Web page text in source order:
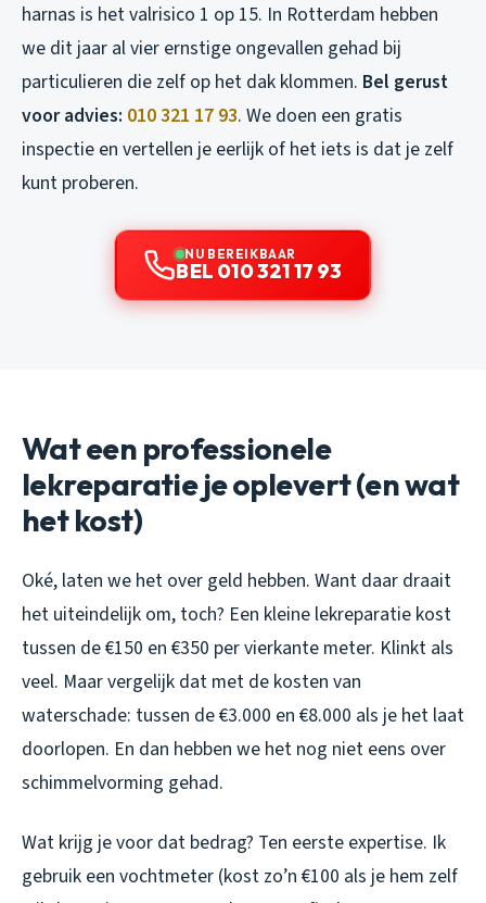
harnas is het valrisico 1 op 15. In Rotterdam hebben
we dit jaar al vier ernstige ongevallen gehad bij
particulieren die zelf op het dak klommen. Bel gerust
voor advies: 010 321 17 93. We doen een gratis
inspectie en vertellen je eerlijk of het iets is dat je zelf
kunt proberen.
NU BEREIKBAAR
BEL 010 321 17 93
Wat een professionele
lekreparatie je oplevert (en wat
het kost)
Oké, laten we het over geld hebben. Want daar draait
het uiteindelijk om, toch? Een kleine lekreparatie kost
tussen de €150 en €350 per vierkante meter. Klinkt als
veel. Maar vergelijk dat met de kosten van
waterschade: tussen de €3.000 en €8.000 als je het laat
doorlopen. En dan hebben we het nog niet eens over
schimmelvorming gehad.
Wat krijg je voor dat bedrag? Ten eerste expertise. Ik
gebruik een vochtmeter (kost zo’n €100 als je hem zelf